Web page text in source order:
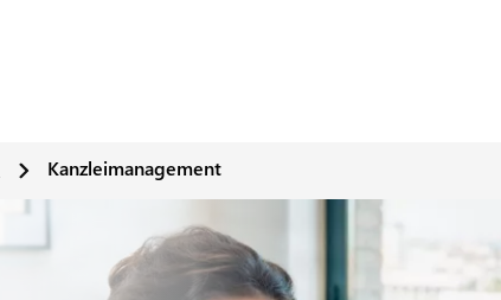
Kanzleimanagement